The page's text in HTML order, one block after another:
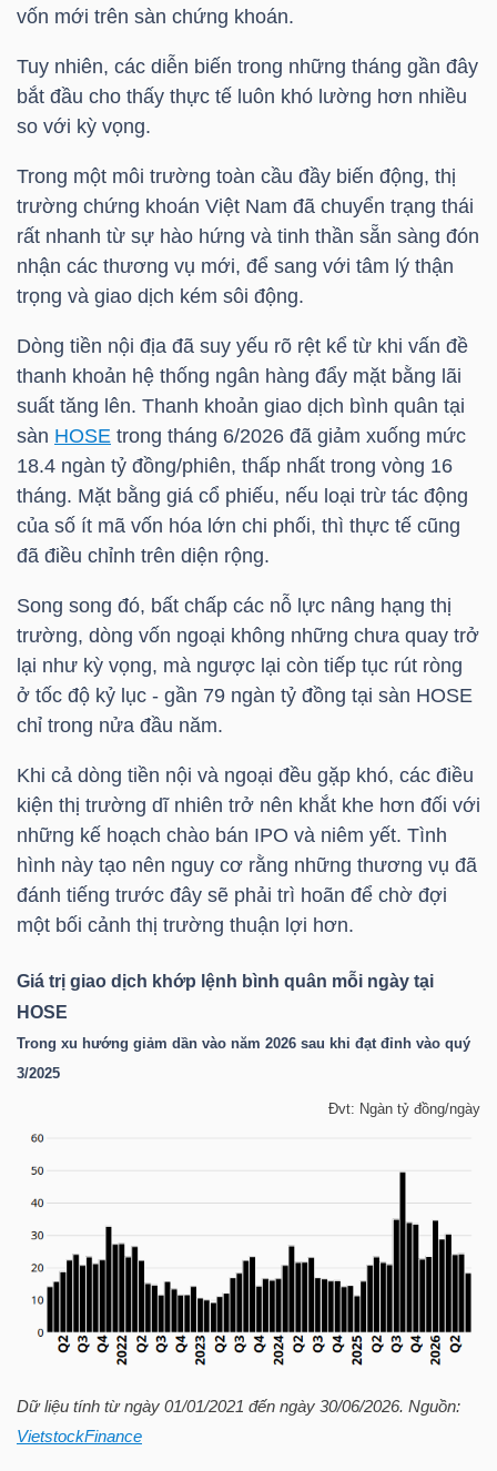
vốn mới trên sàn chứng khoán.
Tuy nhiên, các diễn biến trong những tháng gần đây
bắt đầu cho thấy thực tế luôn khó lường hơn nhiều
so với kỳ vọng.
Trong một môi trường toàn cầu đầy biến động, thị
trường chứng khoán Việt Nam đã chuyển trạng thái
rất nhanh từ sự hào hứng và tinh thần sẵn sàng đón
nhận các thương vụ mới, để sang với tâm lý thận
trọng và giao dịch kém sôi động.
Dòng tiền nội địa đã suy yếu rõ rệt kể từ khi vấn đề
thanh khoản hệ thống ngân hàng đẩy mặt bằng lãi
suất tăng lên. Thanh khoản giao dịch bình quân tại
sàn HOSE trong tháng 6/2026 đã giảm xuống mức
18.4 ngàn tỷ đồng/phiên, thấp nhất trong vòng 16
tháng. Mặt bằng giá cổ phiếu, nếu loại trừ tác động
của số ít mã vốn hóa lớn chi phối, thì thực tế cũng
đã điều chỉnh trên diện rộng.
Song song đó, bất chấp các nỗ lực nâng hạng thị
trường, dòng vốn ngoại không những chưa quay trở
lại như kỳ vọng, mà ngược lại còn tiếp tục rút ròng
ở tốc độ kỷ lục - gần 79 ngàn tỷ đồng tại sàn HOSE
chỉ trong nửa đầu năm.
Khi cả dòng tiền nội và ngoại đều gặp khó, các điều
kiện thị trường dĩ nhiên trở nên khắt khe hơn đối với
những kế hoạch chào bán IPO và niêm yết. Tình
hình này tạo nên nguy cơ rằng những thương vụ đã
đánh tiếng trước đây sẽ phải trì hoãn để chờ đợi
một bối cảnh thị trường thuận lợi hơn.
Giá trị giao dịch khớp lệnh bình quân mỗi ngày tại
HOSE
Trong xu hướng giảm dần vào năm 2026 sau khi đạt đỉnh vào quý
3/2025
Đvt: Ngàn tỷ đồng/ngày
Dữ liệu tính từ ngày 01/01/2021 đến ngày 30/06/2026. Nguồn:
VietstockFinance
KINH
TẾ
THẾ
GIỚI
ĐÔNG
DƯƠNG
TÀI
CHÍNH
NHÂN
PHÂN
TÍCH
VIETSTOCKFINANCE
VĨ
MÔ
CỔ
PHÁI
SINH